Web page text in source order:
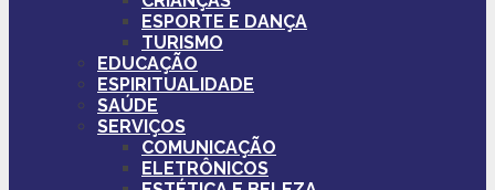
ESPORTE E DANÇA
TURISMO
EDUCAÇÃO
ESPIRITUALIDADE
SAÚDE
SERVIÇOS
COMUNICAÇÃO
ELETRÔNICOS